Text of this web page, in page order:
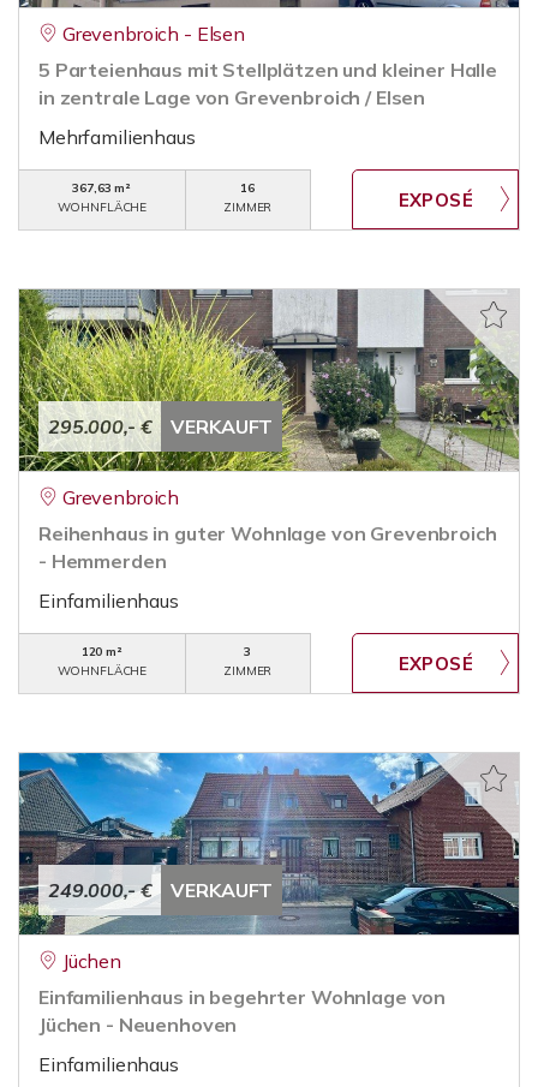
Grevenbroich - Elsen
5 Parteienhaus mit Stellplätzen und kleiner Halle
in zentrale Lage von Grevenbroich / Elsen
Mehrfamilienhaus
367,63 m²
WOHNFLÄCHE
16
ZIMMER
295.000,- € VERKAUFT
Grevenbroich
Reihenhaus in guter Wohnlage von Grevenbroich
- Hemmerden
Einfamilienhaus
120 m²
WOHNFLÄCHE
3
ZIMMER
249.000,- € VERKAUFT
Jüchen
Einfamilienhaus in begehrter Wohnlage von
Jüchen - Neuenhoven
Einfamilienhaus